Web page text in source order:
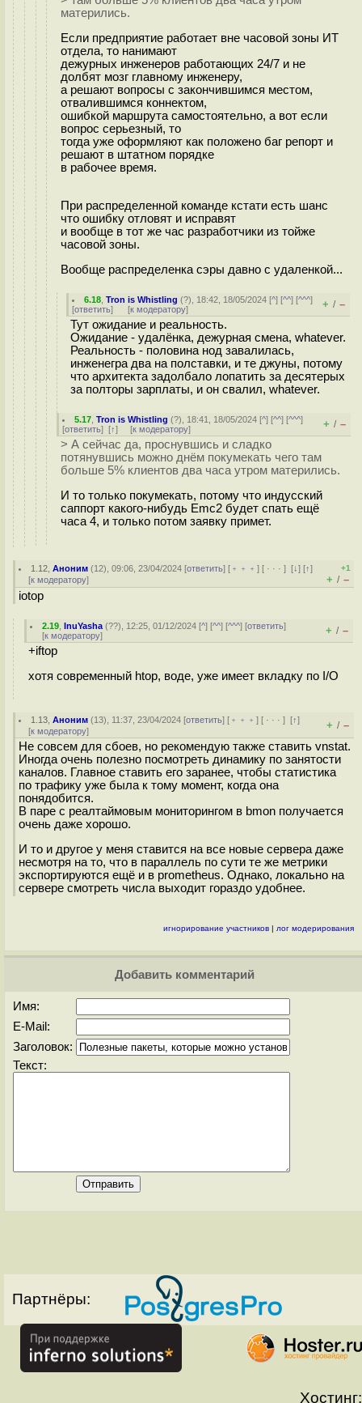
матерились.
Если предприятие работает вне часовой зоны ИТ
отдела, то нанимают
дежурных инженеров работающих 24/7 и не
долбят мозг главному инженеру,
а решают вопросы с закончившимся местом,
отвалившимся коннектом,
ошибкой маршрута самостоятельно, а вот если
вопрос серьезный, то
тогда уже оформляют как положено баг репорт и
решают в штатном порядке
в рабочее время.
При распределенной команде кстати есть шанс
что ошибку отловят и исправят
и вообще в тот же час разработчики из тойже
часовой зоны.
Вообще распределенка сэры давно с удаленкой...
6.18 ,Tron is Whistling (?), 18:42, 18/05/2024 [^] [^^] [^^^]
[ответить] [к модератору] + / –
Тут ожидание и реальность.
Ожидание - удалёнка, дежурная смена, whatever.
Реальность - половина нод завалилась,
инженегра два на полставки, и те джуны, потому
что архитекта задолбало лопатить за десятерых
за полторы зарплаты, и он свалил, whatever.
5.17 ,Tron is Whistling (?), 18:41, 18/05/2024 [^] [^^] [^^^]
[ответить] [↑] [к модератору] + / –
> А сейчас да, проснувшись и сладко
потянувшись можно днём покумекать чего там
больше 5% клиентов два часа утром матерились.
И то только покумекать, потому что индусский
саппорт какого-нибудь Emc2 будет спать ещё
часа 4, и только потом заявку примет.
1.12 ,Аноним (12), 09:06, 23/04/2024 [ответить] [ ﹢﹢﹢] [ · · ·][↓] [↑]
[к модератору]
+1
+ / –
iotop
2.19 ,InuYasha (??), 12:25, 01/12/2024 [^] [^^] [^^^] [ответить]
[к модератору] + / –
+iftop
хотя современный htop, воде, уже имеет вкладку по I/O
1.13 ,Аноним (13), 11:37, 23/04/2024 [ответить] [ ﹢﹢﹢] [ · · ·][↑]
[к модератору] + / –
Не совсем для сбоев, но рекомендую также ставить vnstat.
Иногда очень полезно посмотреть динамику по занятости
каналов. Главное ставить его заранее, чтобы статистика
по трафику уже была к тому момент, когда она
понядобится.
В паре с реалтаймовым мониторингом в bmon получается
очень даже хорошо.
И то и другое у меня ставится на все новые сервера даже
несмотря на то, что в параллель по сути те же метрики
экспортируются ещё и в prometheus. Однако, локально на
сервере смотреть числа выходит гораздо удобнее.
игнорирование участников | лог модерирования
Добавить комментарий
Имя:
E-Mail:
Заголовок:
Текст:
Партнёры:
Хостинг: